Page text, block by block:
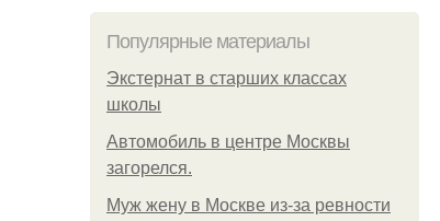
Популярные материалы
Экстернат в старших классах
школы
Автомобиль в центре Москвы
загорелся.
Mуж жену в Москве из-за ревности